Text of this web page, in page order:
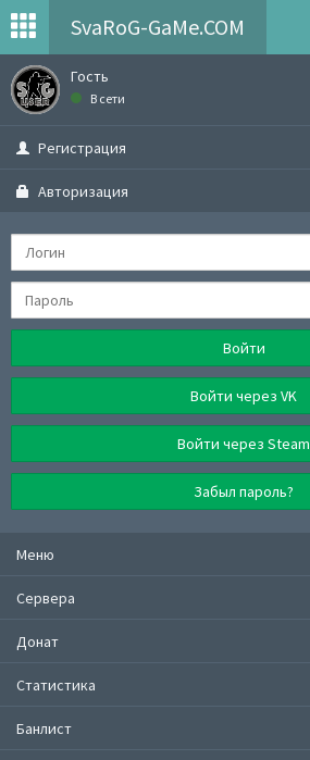
SvaRoG-GaMe.COM
Гость
В сети
Регистрация
Авторизация
Войти
Войти через VK
Войти через Steam
Забыл пароль?
Меню
Сервера
Донат
Статистика
Банлист